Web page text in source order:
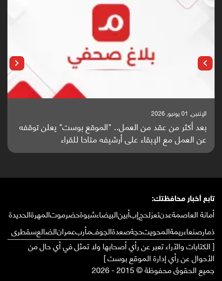
بوست" يعلن توقفه
للقراء
باحثون من اليمن يدخلون سباق أبحاث
واعدة منشورة عالميا (ترجمة)
تابع أخبار محافظتك:
أمانة العاصمةعدنتعزلحجإبأبينالبيضاءشبوةحضرموتالمهرةالحديدة
ذمارصنعاءريمةالمحويتحجةصعدةالجوفمأربعمرانالضالعسقطرى
[ الكتابات والآراء تعبر عن رأي أصحابها ولا تمثل في أي حال من
الأحوال عن رأي إدارة الموقع بوست ]
جميع الحقوق محفوظة © 2015 - 2026